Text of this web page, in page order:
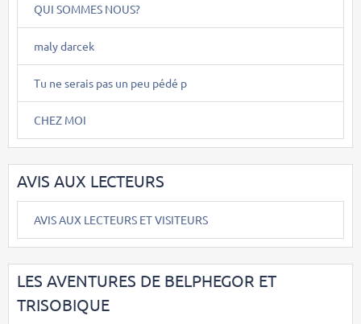
QUI SOMMES NOUS?
maly darcek
Tu ne serais pas un peu pédé p
CHEZ MOI
AVIS AUX LECTEURS
AVIS AUX LECTEURS ET VISITEURS
LES AVENTURES DE BELPHEGOR ET
TRISOBIQUE